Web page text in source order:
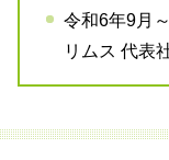
令和6年9月
リムス 代表